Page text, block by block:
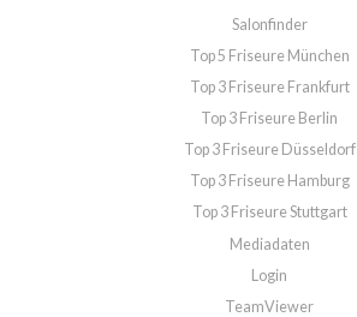
Salonfinder
Top 5 Friseure München
Top 3 Friseure Frankfurt
Top 3 Friseure Berlin
Top 3 Friseure Düsseldorf
Top 3 Friseure Hamburg
Top 3 Friseure Stuttgart
Mediadaten
Login
TeamViewer